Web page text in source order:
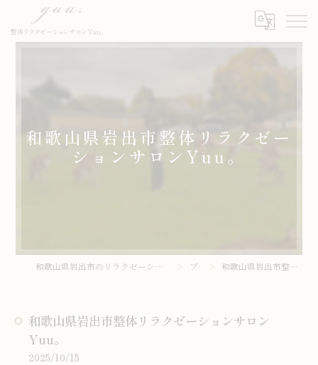
和歌山県岩出市整体リラクゼー
ションサロンYuu。
和歌山県岩出市のリラクゼーションサロンなら整体リラクゼーションサロンYuu。 ブログ 和歌山県岩出市整体リラクゼーションサロンYuu。
和歌山県岩出市整体リラクゼーションサロン
Yuu。
2025/10/15